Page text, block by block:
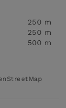
250 m
250 m
500 m